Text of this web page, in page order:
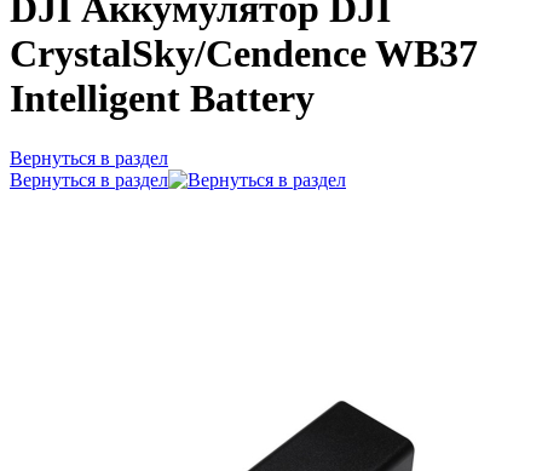
DJI Аккумулятор DJI
CrystalSky/Cendence WB37
Intelligent Battery
Вернуться в раздел
Вернуться в раздел